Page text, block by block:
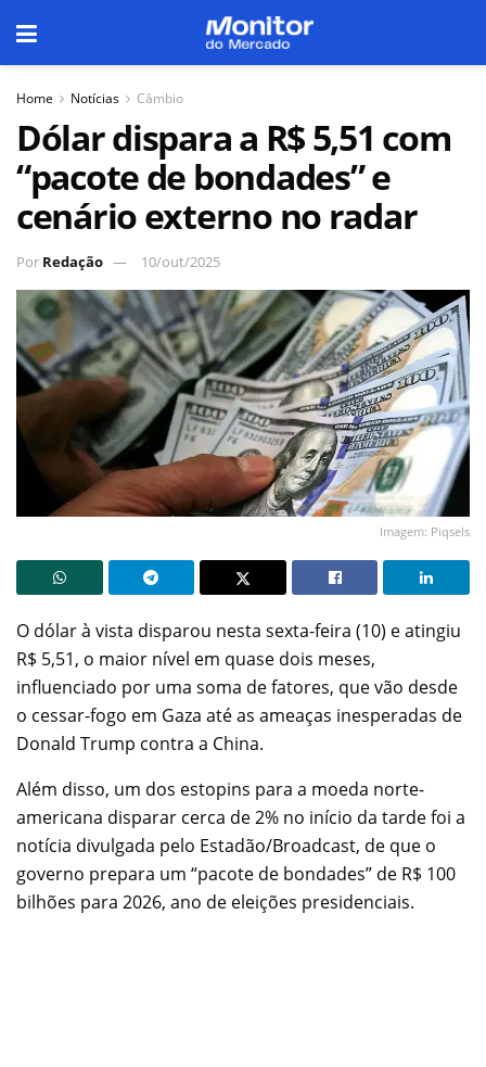
Home Notícias Câmbio
Dólar dispara a R$ 5,51 com
“pacote de bondades” e
cenário externo no radar
Por Redação 10/out/2025
Imagem: Piqsels
O dólar à vista disparou nesta sexta-feira (10) e atingiu
R$ 5,51, o maior nível em quase dois meses,
influenciado por uma soma de fatores, que vão desde
o cessar-fogo em Gaza até as ameaças inesperadas de
Donald Trump contra a China.
Além disso, um dos estopins para a moeda norte-
americana disparar cerca de 2% no início da tarde foi a
notícia divulgada pelo Estadão/Broadcast, de que o
governo prepara um “pacote de bondades” de R$ 100
bilhões para 2026, ano de eleições presidenciais.